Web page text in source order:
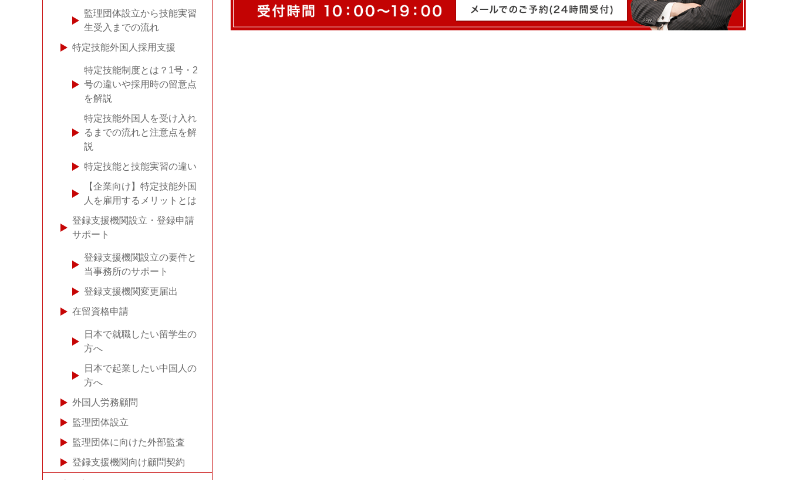
監理団体設立から技能実習
生受入までの流れ
特定技能外国人採用支援
特定技能制度とは？1号・2
号の違いや採用時の留意点
を解説
特定技能外国人を受け入れ
るまでの流れと注意点を解
説
特定技能と技能実習の違い
【企業向け】特定技能外国
人を雇用するメリットとは
登録支援機関設立・登録申請
サポート
登録支援機関設立の要件と
当事務所のサポート
登録支援機関変更届出
在留資格申請
日本で就職したい留学生の
方へ
日本で起業したい中国人の
方へ
外国人労務顧問
監理団体設立
監理団体に向けた外部監査
登録支援機関向け顧問契約